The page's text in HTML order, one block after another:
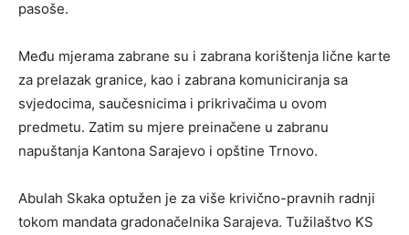
pasoše.
Među mjerama zabrane su i zabrana korištenja lične karte
za prelazak granice, kao i zabrana komuniciranja sa
svjedocima, saučesnicima i prikrivačima u ovom
predmetu. Zatim su mjere preinačene u zabranu
napuštanja Kantona Sarajevo i opštine Trnovo.
Abulah Skaka optužen je za više krivično-pravnih radnji
tokom mandata gradonačelnika Sarajeva. Tužilaštvo KS